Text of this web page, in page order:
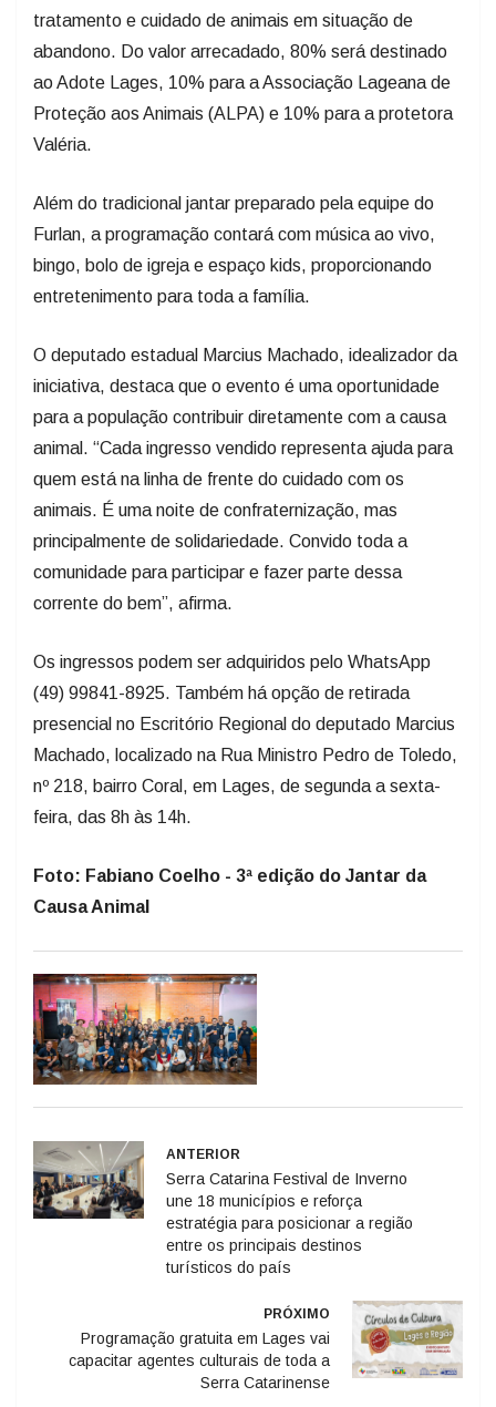
tratamento e cuidado de animais em situação de
abandono. Do valor arrecadado, 80% será destinado
ao Adote Lages, 10% para a Associação Lageana de
Proteção aos Animais (ALPA) e 10% para a protetora
Valéria.
Além do tradicional jantar preparado pela equipe do
Furlan, a programação contará com música ao vivo,
bingo, bolo de igreja e espaço kids, proporcionando
entretenimento para toda a família.
O deputado estadual Marcius Machado, idealizador da
iniciativa, destaca que o evento é uma oportunidade
para a população contribuir diretamente com a causa
animal. “Cada ingresso vendido representa ajuda para
quem está na linha de frente do cuidado com os
animais. É uma noite de confraternização, mas
principalmente de solidariedade. Convido toda a
comunidade para participar e fazer parte dessa
corrente do bem”, afirma.
Os ingressos podem ser adquiridos pelo WhatsApp
(49) 99841-8925. Também há opção de retirada
presencial no Escritório Regional do deputado Marcius
Machado, localizado na Rua Ministro Pedro de Toledo,
nº 218, bairro Coral, em Lages, de segunda a sexta-
feira, das 8h às 14h.
Foto: Fabiano Coelho - 3ª edição do Jantar da
Causa Animal
ANTERIOR
Serra Catarina Festival de Inverno
une 18 municípios e reforça
estratégia para posicionar a região
entre os principais destinos
turísticos do país
PRÓXIMO
Programação gratuita em Lages vai
capacitar agentes culturais de toda a
Serra Catarinense